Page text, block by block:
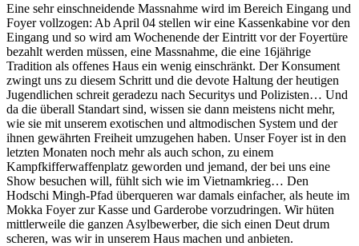
Eine sehr einschneidende Massnahme wird im Bereich Eingang und
Foyer vollzogen: Ab April 04 stellen wir eine Kassenkabine vor den
Eingang und so wird am Wochenende der Eintritt vor der Foyertüre
bezahlt werden müssen, eine Massnahme, die eine 16jährige
Tradition als offenes Haus ein wenig einschränkt. Der Konsument
zwingt uns zu diesem Schritt und die devote Haltung der heutigen
Jugendlichen schreit geradezu nach Securitys und Polizisten… Und
da die überall Standart sind, wissen sie dann meistens nicht mehr,
wie sie mit unserem exotischen und altmodischen System und der
ihnen gewährten Freiheit umzugehen haben. Unser Foyer ist in den
letzten Monaten noch mehr als auch schon, zu einem
Kampfkifferwaffenplatz geworden und jemand, der bei uns eine
Show besuchen will, fühlt sich wie im Vietnamkrieg… Den
Hodschi Mingh-Pfad überqueren war damals einfacher, als heute im
Mokka Foyer zur Kasse und Garderobe vorzudringen. Wir hüten
mittlerweile die ganzen Asylbewerber, die sich einen Deut drum
scheren, was wir in unserem Haus machen und anbieten.